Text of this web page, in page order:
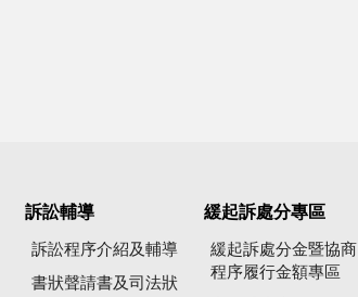
訴訟輔導
訴訟程序介紹及輔導
書狀聲請書及司法狀
緩起訴處分專區
緩起訴處分金暨協商
程序履行金額專區